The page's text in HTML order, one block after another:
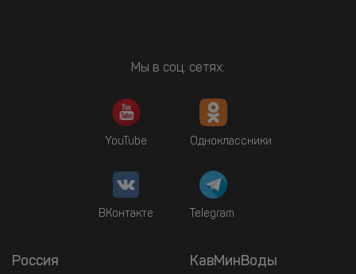
Мы в соц. сетях:
YouTube Одноклассники
ВКонтакте Telegram
Россия
КавМинВоды